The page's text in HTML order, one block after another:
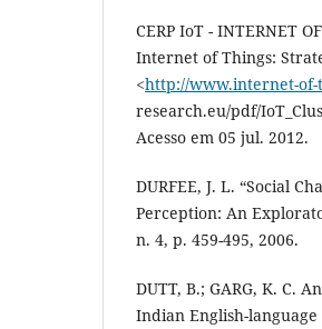
CERP IoT - INTERNET
Internet of Things:
<http://www.internet-of-
research.eu/pdf/
Acesso em 05 jul. 2012.
DURFEE, J. L. “Social
Perception: An
n. 4, p. 459-495, 2006.
DUTT, B.; GARG, K. C.
Indian English-